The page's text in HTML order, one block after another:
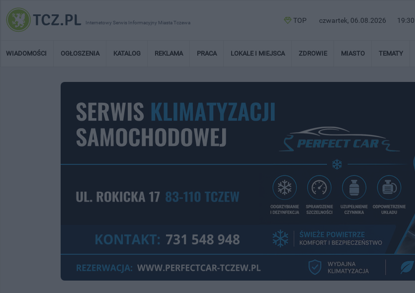
Internetowy Serwis Informacyjny Miasta Tczewa TOP czwartek, 06.08.2026 19:30
WIADOMOŚCI OGŁOSZENIA KATALOG REKLAMA PRACA LOKALE I MIEJSCA ZDROWIE MIASTO TEMATY